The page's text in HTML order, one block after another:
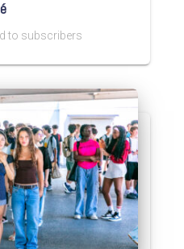
to subscribers